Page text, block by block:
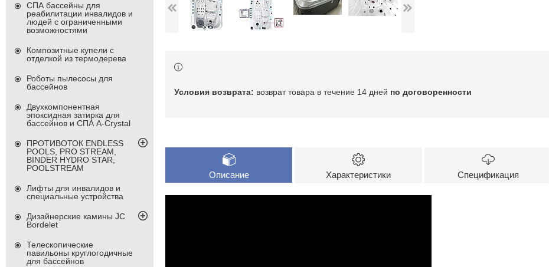
возврат товара в течение 14 дней по договоренности
Описание Характеристики Спецификация
СПА бассейны для
реабилитации инвалидов и
людей с ограниченными
возможностями
Композитные купели с
отделкой из термодерева
Роботы пылесосы для
бассейнов
Двухкомпонентная
эпоксидная затирка для
бассейнов и СПА A-Crystal
ПРОТИВОТОК ENDLESS
POOLS, PRO STREAM,
BINDER HYDRO STAR,
POOLSTREAM
Лифты для инвалидов и
специальные устройства
Дизайнерские камины JC
Bordelet
Телескопические
павильоны круглогодичные
для бассейнов